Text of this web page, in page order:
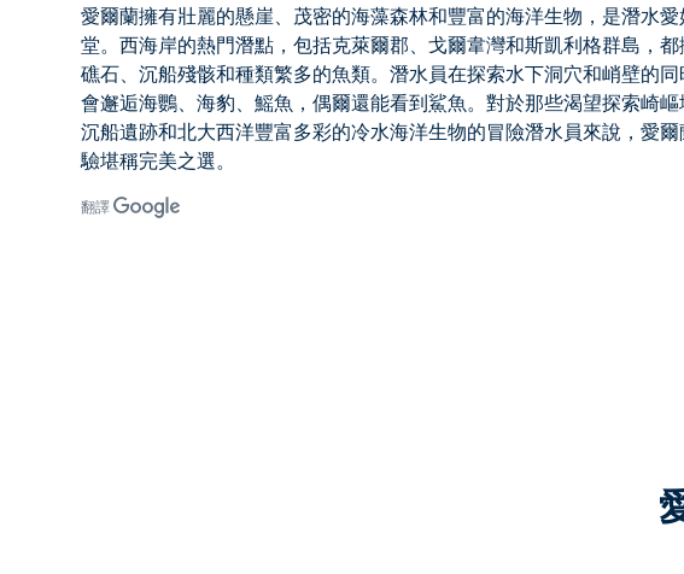
愛爾蘭擁有壯麗的懸崖、茂密的海藻森林和豐富的海洋生物，是潛水
堂。西海岸的熱門潛點，包括克萊爾郡、戈爾韋灣和斯凱利格群島，
礁石、沉船殘骸和種類繁多的魚類。潛水員在探索水下洞穴和峭壁的
會邂逅海鸚、海豹、鰩魚，偶爾還能看到鯊魚。對於那些渴望探索崎嶇
沉船遺跡和北大西洋豐富多彩的冷水海洋生物的冒險潛水員來說，愛
驗堪稱完美之選。
翻譯